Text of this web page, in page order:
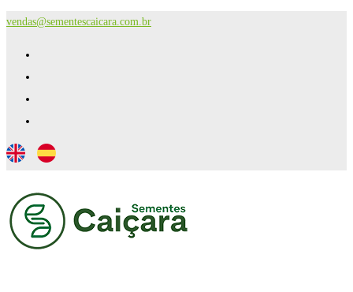
vendas@sementescaicara.com.br